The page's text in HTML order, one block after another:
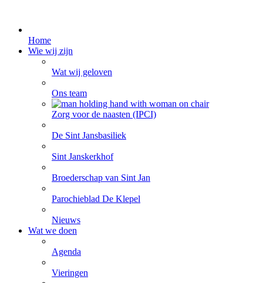
Home
Wie wij zijn
Wat wij geloven
Ons team
Zorg voor de naasten (IPCI)
De Sint Jansbasiliek
Sint Janskerkhof
Broederschap van Sint Jan
Parochieblad De Klepel
Nieuws
Wat we doen
Agenda
Vieringen